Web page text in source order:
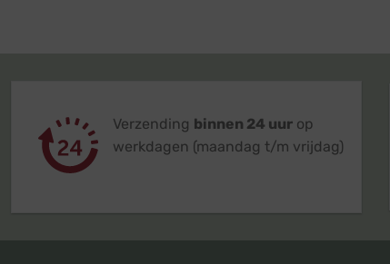
Verzending binnen 24 uurop
werkdagen (maandag t/m vrijdag)